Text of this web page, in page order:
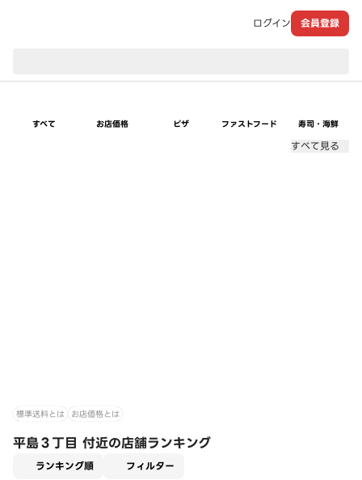
ログイン 会員登録
すべて お店価格 ピザ ファストフード 寿司・海鮮
すべて見る
標準送料とは お店価格とは
平島３丁目 付近の店舗ランキング
ランキング順 フィルター